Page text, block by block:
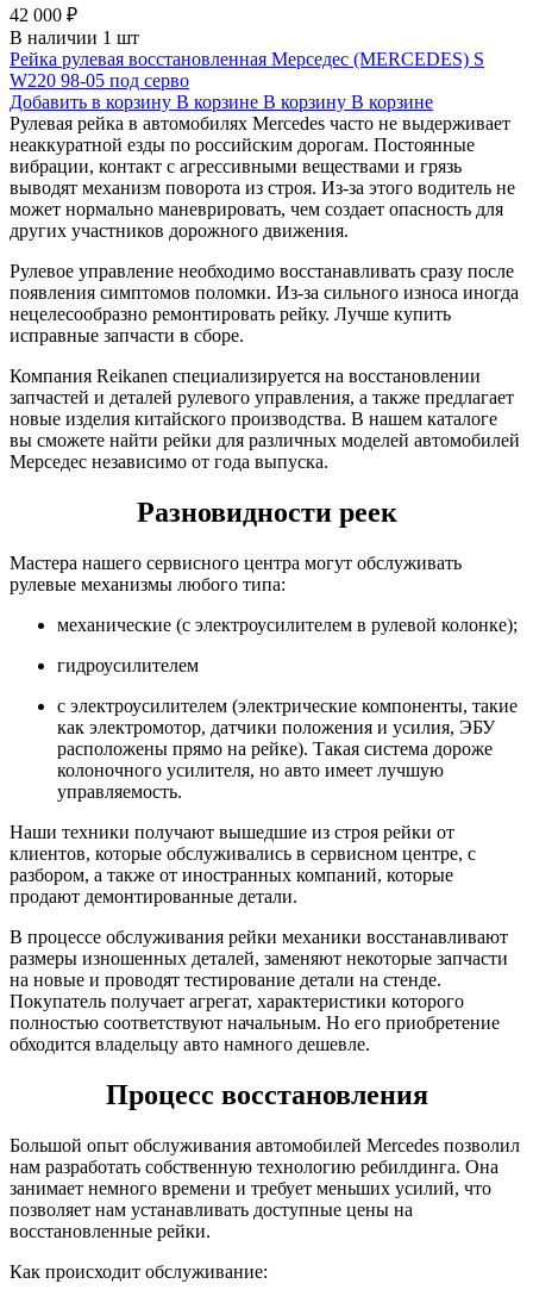
42 000 ₽
В наличии 1 шт
Рейка рулевая восстановленная Мерседес (MERCEDES) S
W220 98-05 под серво
Добавить в корзину В корзине В корзину В корзине
Рулевая рейка в автомобилях Mercedes часто не выдерживает
неаккуратной езды по российским дорогам. Постоянные
вибрации, контакт с агрессивными веществами и грязь
выводят механизм поворота из строя. Из-за этого водитель не
может нормально маневрировать, чем создает опасность для
других участников дорожного движения.
Рулевое управление необходимо восстанавливать сразу после
появления симптомов поломки. Из-за сильного износа иногда
нецелесообразно ремонтировать рейку. Лучше купить
исправные запчасти в сборе.
Компания Reikanen специализируется на восстановлении
запчастей и деталей рулевого управления, а также предлагает
новые изделия китайского производства. В нашем каталоге
вы сможете найти рейки для различных моделей автомобилей
Мерседес независимо от года выпуска.
Разновидности реек
Мастера нашего сервисного центра могут обслуживать
рулевые механизмы любого типа:
механические (с электроусилителем в рулевой колонке);
гидроусилителем
с электроусилителем (электрические компоненты, такие
как электромотор, датчики положения и усилия, ЭБУ
расположены прямо на рейке). Такая система дороже
колоночного усилителя, но авто имеет лучшую
управляемость.
Наши техники получают вышедшие из строя рейки от
клиентов, которые обслуживались в сервисном центре, с
разбором, а также от иностранных компаний, которые
продают демонтированные детали.
В процессе обслуживания рейки механики восстанавливают
размеры изношенных деталей, заменяют некоторые запчасти
на новые и проводят тестирование детали на стенде.
Покупатель получает агрегат, характеристики которого
полностью соответствуют начальным. Но его приобретение
обходится владельцу авто намного дешевле.
Процесс восстановления
Большой опыт обслуживания автомобилей Mercedes позволил
нам разработать собственную технологию ребилдинга. Она
занимает немного времени и требует меньших усилий, что
позволяет нам устанавливать доступные цены на
восстановленные рейки.
Как происходит обслуживание: